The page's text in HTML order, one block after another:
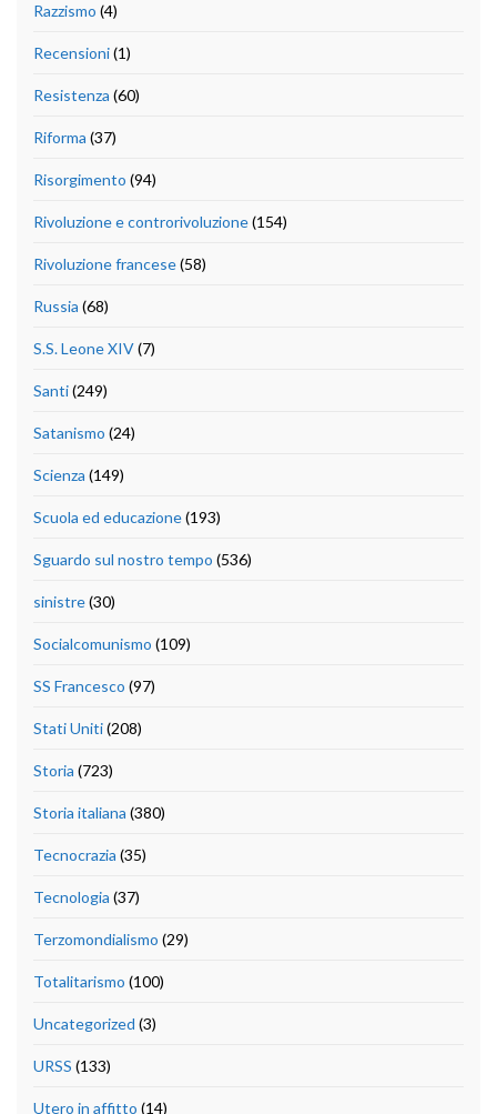
Razzismo (4)
Recensioni(1)
Resistenza (60)
Riforma (37)
Risorgimento (94)
Rivoluzione e controrivoluzione(154)
Rivoluzione francese(58)
Russia (68)
S.S. Leone XIV(7)
Santi(249)
Satanismo (24)
Scienza (149)
Scuola ed educazione(193)
Sguardo sul nostro tempo (536)
sinistre(30)
Socialcomunismo (109)
SS Francesco (97)
Stati Uniti(208)
Storia (723)
Storia italiana (380)
Tecnocrazia (35)
Tecnologia (37)
Terzomondialismo (29)
Totalitarismo (100)
Uncategorized (3)
URSS (133)
Utero in affitto (14)